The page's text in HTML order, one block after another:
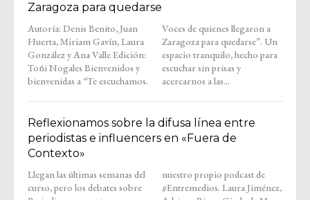
Zaragoza para quedarse
Autoría: Denis Benito, Juan
Huerta, Miriam Gavín, Laura
González y Ana Valle Edición:
Toñi Nogales Bienvenidos y
bienvenidas a “Te escuchamos.
Voces de quienes llegaron a
Zaragoza para quedarse”. Un
espacio tranquilo, hecho para
escuchar sin prisas y
acercarnos a las...
Reflexionamos sobre la difusa línea entre
periodistas e influencers en «Fuera de
Contexto»
Llegan las últimas semanas del
curso, pero los debates sobre
nuestro propio podcast de
#Entremedios. Laura Jiménez,